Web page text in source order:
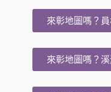
來彰地圖嗎？
來彰地圖嗎？